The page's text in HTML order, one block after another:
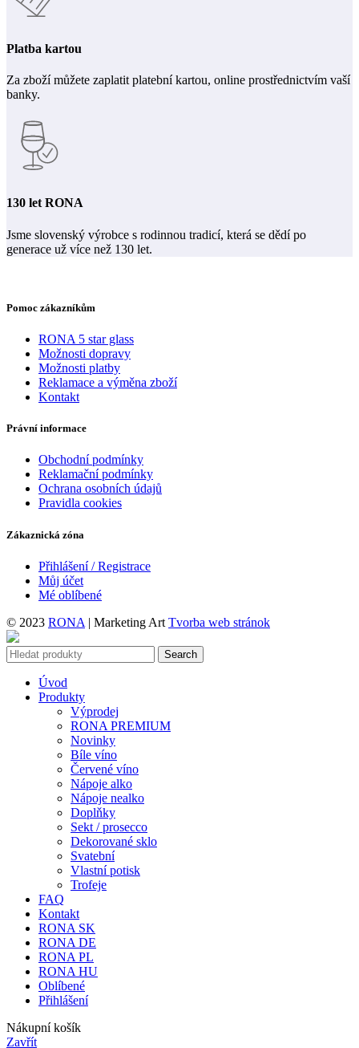
Platba kartou
Za zboží můžete zaplatit platební kartou, online prostřednictvím vaší
banky.
130 let RONA
Jsme slovenský výrobce s rodinnou tradicí, která se dědí po
generace už více než 130 let.
Pomoc zákazníkům
RONA 5 star glass
Možnosti dopravy
Možnosti platby
Reklamace a výměna zboží
Kontakt
Právní informace
Obchodní podmínky
Reklamační podmínky
Ochrana osobních údajů
Pravidla cookies
Zákaznická zóna
Přihlášení / Registrace
Můj účet
Mé oblíbené
© 2023 RONA | Marketing Art Tvorba web stránok
Search
Úvod
Produkty
Výprodej
RONA PREMIUM
Novinky
Bíle víno
Červené víno
Nápoje alko
Nápoje nealko
Doplňky
Sekt / prosecco
Dekorované sklo
Svatební
Vlastní potisk
Trofeje
FAQ
Kontakt
RONA SK
RONA DE
RONA PL
RONA HU
Oblíbené
Přihlášení
Nákupní košík
Zavřít